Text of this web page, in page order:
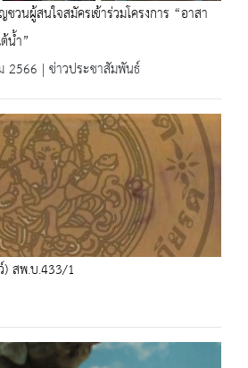
วนผู้สนใจสมัครเข้าร่วมโครงการ “อาสา
น้ำ”
2566 | ข่าวประชาสัมพันธ์
) สพ.บ.433/1